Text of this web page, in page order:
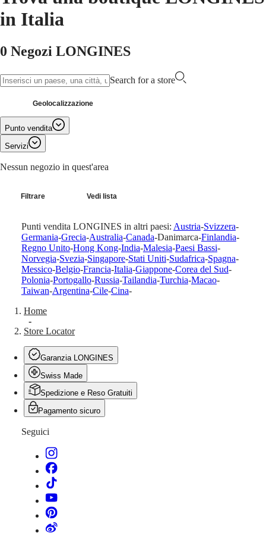
Master
COLLECTION
CHRONOGRAPH
COLLECTION
THE
LONGINES
GMT
CLASSIC
CONQUEST
CHRONOGRAPH
HYDROCONQUEST
HYDROCONQUEST
GMT
SPIRIT
LONGINES
SPIRIT
ZULU
TIME
SPIRIT
FLYBACK
LONGINES
SPIRIT
LONGINES
SPIRIT
PILOT
LONGINES
SPIRIT
PILOT
FLYBACK
South
Africa
America
(En)
Fr)
United
States
Asia
Pacifico
中
대
한
민
국
Hong
Kong
SAR
香
港
特
别
行
政
區
(Zh)
India
本
in Italia
0 Negozi LONGINES
Search for a store
Geolocalizzazione
Punto vendita
Servizi
Nessun negozio in quest'area
Filtrare Vedi lista
Punti vendita LONGINES in altri paesi: Austria-Svizzera-
Germania-Grecia-Australia-Canada-Danimarca-Finlandia-
Regno Unito-Hong Kong-India-Malesia-Paesi Bassi-
Norvegia-Svezia-Singapore-Stati Uniti-Sudafrica-Spagna-
Messico-Belgio-Francia-Italia-Giappone-Corea del Sud-
Polonia-Portogallo-Russia-Tailandia-Turchia-Macao-
Taiwan-Argentina-Cile-Cina-
Home
-
Store Locator
Garanzia LONGINES
Swiss Made
Spedizione e Reso Gratuiti
Pagamento sicuro
Seguici